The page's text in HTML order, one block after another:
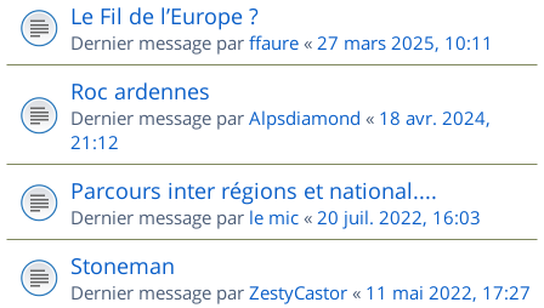
Le Fil de l’Europe ?
Dernier message par ffaure « 27 mars 2025, 10:11
Roc ardennes
Dernier message par Alpsdiamond « 18 avr. 2024,
21:12
Parcours inter régions et national....
Dernier message par le mic « 20 juil. 2022, 16:03
Stoneman
Dernier message par ZestyCastor « 11 mai 2022, 17:27